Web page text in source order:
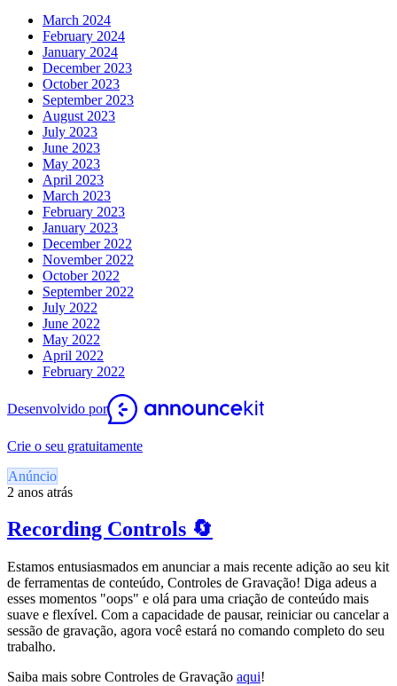
March 2024
February 2024
January 2024
December 2023
October 2023
September 2023
August 2023
July 2023
June 2023
May 2023
April 2023
March 2023
February 2023
January 2023
December 2022
November 2022
October 2022
September 2022
July 2022
June 2022
May 2022
April 2022
February 2022
Desenvolvido por
Crie o seu gratuitamente
Anúncio
2 anos atrás
Recording Controls 🔄
Estamos entusiasmados em anunciar a mais recente adição ao seu kit
de ferramentas de conteúdo, Controles de Gravação! Diga adeus a
esses momentos "oops" e olá para uma criação de conteúdo mais
suave e flexível. Com a capacidade de pausar, reiniciar ou cancelar a
sessão de gravação, agora você estará no comando completo do seu
trabalho.
Saiba mais sobre Controles de Gravação aqui!